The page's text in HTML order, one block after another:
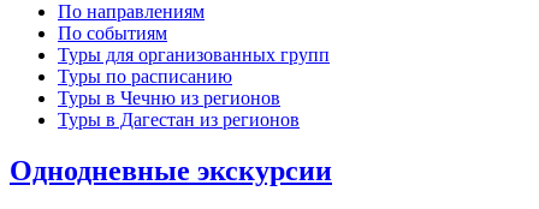
По направлениям
По событиям
Туры для организованных групп
Туры по расписанию
Туры в Чечню из регионов
Туры в Дагестан из регионов
Однодневные экскурсии